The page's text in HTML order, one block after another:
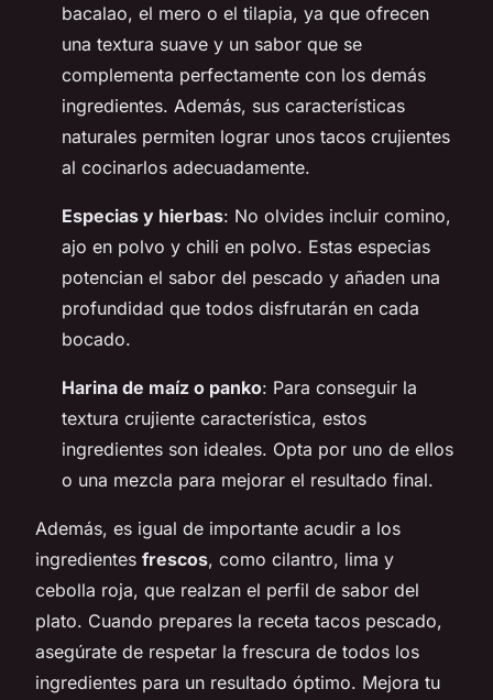
bacalao, el mero o el tilapia, ya que ofrecen
una textura suave y un sabor que se
complementa perfectamente con los demás
ingredientes. Además, sus características
naturales permiten lograr unos tacos crujientes
al cocinarlos adecuadamente.
Especias y hierbas: No olvides incluir comino,
ajo en polvo y chili en polvo. Estas especias
potencian el sabor del pescado y añaden una
profundidad que todos disfrutarán en cada
bocado.
Harina de maíz o panko: Para conseguir la
textura crujiente característica, estos
ingredientes son ideales. Opta por uno de ellos
o una mezcla para mejorar el resultado final.
Además, es igual de importante acudir a los
ingredientes frescos, como cilantro, lima y
cebolla roja, que realzan el perfil de sabor del
plato. Cuando prepares la receta tacos pescado,
asegúrate de respetar la frescura de todos los
ingredientes para un resultado óptimo. Mejora tu